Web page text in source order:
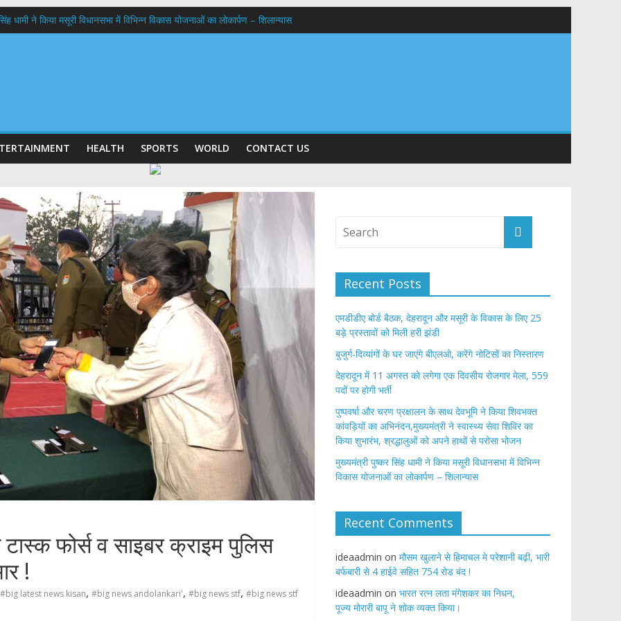
धामी ने किया मसूरी विधानसभा में विभिन्न विकास योजनाओं का लोकार्पण – शिलान्यास
देहरादून और मसूरी के विकास के लिए 25 बड़े प्रस्तावों को मिली हरी झंडी
HEALTH SPORTS WORLD CONTACT US
फोर्स व साइबर क्राइम पुलिस
!
#big latest news kisan, #big news andolankari', #big news stf, #big news stf
Recent Posts
एमडीडीए बोर्ड बैठक, देहरादून और मसूरी के विकास के लिए 25
बड़े प्रस्तावों को मिली हरी झंडी
बुजुर्ग-दिव्यांगों के घर जाएंगे बीएलओ, करेंगे नोटिसों का निस्तारण
​देहरादून में 11 अगस्त को लगेगा एक दिवसीय रोजगार मेला, 559
पदों पर होगी भर्ती
पुष्पवर्षा और चरण प्रक्षालन के साथ देवभूमि ने किया शिवभक्त
कांवड़ियों का अभिनंदन,मुख्यमंत्री ने स्वास्थ्य सेवा शिविर का
किया शुभारंभ, श्रद्धालुओं को अपने हाथों से परोसा भोजन
मुख्यमंत्री पुष्कर सिंह धामी ने किया मसूरी विधानसभा में विभिन्न
विकास योजनाओं का लोकार्पण – शिलान्यास
Recent Comments
ideaadmin on मौसम खुलाने से हिमाचल मे परेशानी बढ़ी, भारी
बर्फबारी से 4 हाईवे सहित 754 रोड बंद !
ideaadmin on भारत रत्न लता मंगेशकर का निधन,
पूज्य मोरारी बापू ने शोक व्यक्त किया।